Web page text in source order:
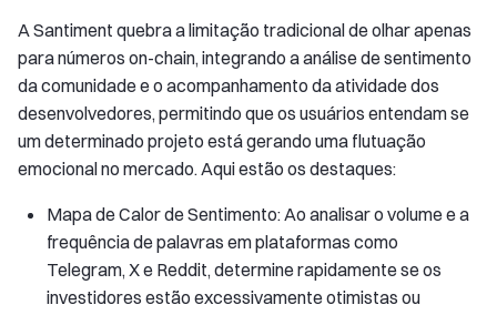
A Santiment quebra a limitação tradicional de olhar apenas
para números on-chain, integrando a análise de sentimento
da comunidade e o acompanhamento da atividade dos
desenvolvedores, permitindo que os usuários entendam se
um determinado projeto está gerando uma flutuação
emocional no mercado. Aqui estão os destaques:
Mapa de Calor de Sentimento: Ao analisar o volume e a
frequência de palavras em plataformas como
Telegram, X e Reddit, determine rapidamente se os
investidores estão excessivamente otimistas ou